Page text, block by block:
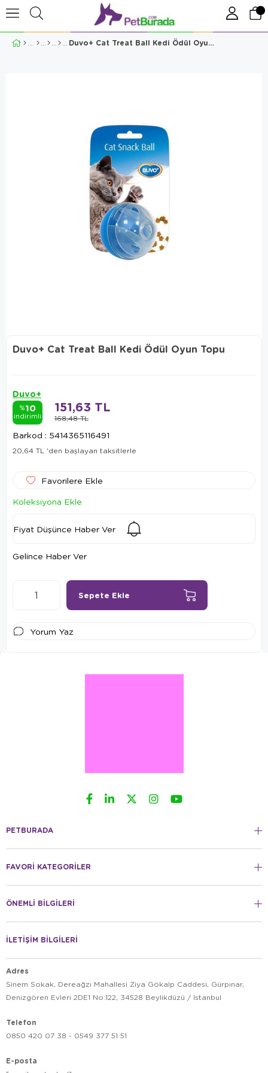
Duvo+ Cat Treat Ball Kedi Ödül Oyun Topu
Duvo+ Cat Treat Ball Kedi Ödül Oyun Topu
Duvo+
%10
indirimli 168,48 TL
151,63 TL
Barkod : 5414365116491
20,64 TL 'den başlayan taksitlerle
Favorilere Ekle
Koleksiyona Ekle
Fiyat Düşünce Haber Ver
Gelince Haber Ver
Yorum Yaz
PETBURADA
FAVORİ KATEGORİLER
ÖNEMLİ BİLGİLERİ
İLETİŞİM BİLGİLERİ
Adres
Sinem Sokak, Dereağzı Mahallesi Ziya Gökalp Caddesi, Gürpınar,
Denizgören Evleri 2DE1 No:122, 34528 Beylikdüzü / İstanbul
Telefon
0850 420 07 38 - 0549 377 51 51
E-posta